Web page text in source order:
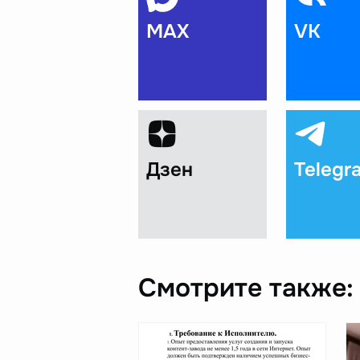
MAX VK
Дзен
Смотрите также: